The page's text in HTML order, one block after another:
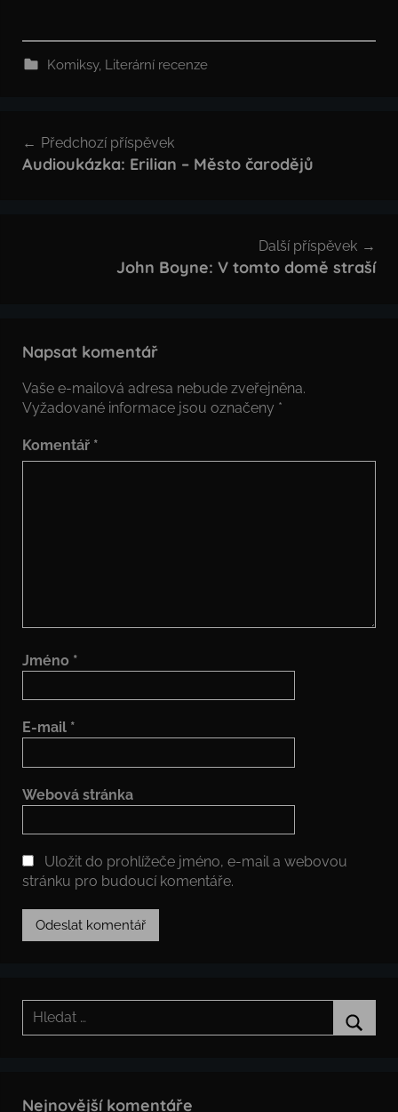
Komiksy, Literární recenze
pro
Předchozí příspěvek
Audioukázka: Erilian – Město čarodějů
Další příspěvek
John Boyne: V tomto domě straší
Napsat komentář
Vaše e-mailová adresa nebude zveřejněna.
Vyžadované informace jsou označeny *
Komentář *
Jméno *
E-mail *
Webová stránka
Uložit do prohlížeče jméno, e-mail a webovou
stránku pro budoucí komentáře.
Hledat:
Nejnovější komentáře